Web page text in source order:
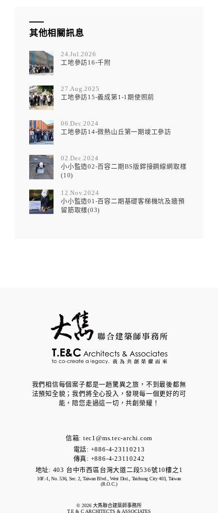
其他相關訊息
24.Jul.2026
工地參訪16-千附
27.Aug.2025
工地參訪15-義成第1-1期使照前
06.Dec.2024
工地參訪14-微熱山丘第一期竣工參訪
02.Dec.2024
小小監造02-百容二期BS版銲接鋼線網取樣
(10)
12.Nov.2024
小小監造01-百容二期基礎客梯機坑及牆預
留筋取樣(03)
我們相信每個案子都是一趟驚異之旅，不到最後都無
法預知全貌；我們將全心投入，發現每一個更好的可
能，​陪您走過這一切，共創榮耀！
© 2026 大雋聯合建築師事務所
T.E & C ARCHITECTS & ASSOCIATES
信箱: tec1@ms.tec-archi.com
電話: +886-4-23110213
傳真: +886-4-23110242
地址: 403 台中市西區台灣大道二段536號10樓之1
10F.-1, No. 536, Sec. 2, Taiwan Blvd., West Dist., Taichung City 403, Taiwan
(R.O.C.)